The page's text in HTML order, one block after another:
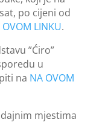
po cijeni od
OVOM LINKU.
”Ćiro”
u
na NA OVOM
mjestima